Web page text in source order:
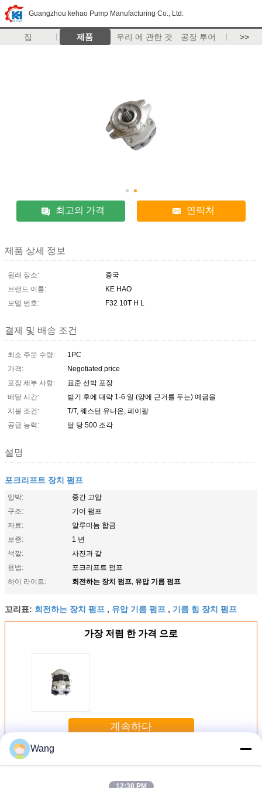
Guangzhou kehao Pump Manufacturing Co., Ltd.
집 제품 우리 에 관한 것 공장 투어 >>
최고의 가격 연락처
제품 상세 정보
원래 장소:
중국
브랜드 이름:
KE HAO
모델 번호:
F32 10T H L
결제 및 배송 조건
최소 주문 수량:
1PC
가격:
Negotiated price
포장 세부 사항:
표준 선박 포장
배달 시간:
받기 후에 대략 1-6 일 (양에 근거를 두는) 예금을
지불 조건:
T/T, 웨스턴 유니온, 페이팔
공급 능력:
달 당 500 조각
설명
포크리프트 장치 펌프
압박:
중간 고압
구조:
기어 펌프
자료:
알루미늄 합금
보증:
1 년
색깔:
사진과 같
용법:
포크리프트 펌프
하이 라이트:
회전하는 장치 펌프, 유압 기름 펌프
꼬리표: 회전하는 장치 펌프 , 유압 기름 펌프 , 기름 힘 장치 펌프
가장 저렴 한 가격 으로
계속하다
더 많은 것
Wang
12:38 PM